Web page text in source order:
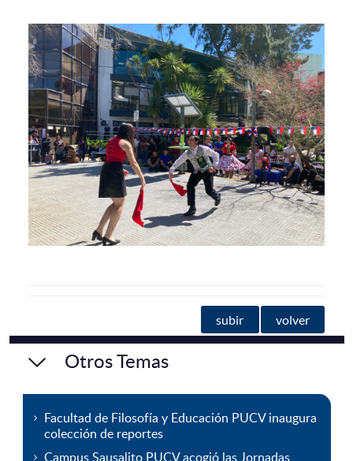
subir volver
Otros Temas
Facultad de Filosofía y Educación PUCV inaugura
colección de reportes
Campus Sausalito PUCV acogió las Jornadas